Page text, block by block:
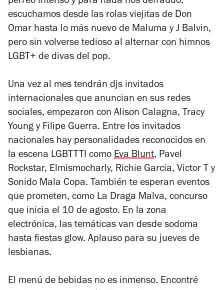
escuchamos desde las rolas viejitas de Don
Omar hasta lo más nuevo de Maluma y J Balvin,
pero sin volverse tedioso al alternar con himnos
LGBT+ de divas del pop.
Una vez al mes tendrán djs invitados
internacionales que anuncian en sus redes
sociales, empezaron con Alison Calagna, Tracy
Young y Filipe Guerra. Entre los invitados
nacionales hay personalidades reconocidos en
la escena LGBTTTI como Eva Blunt, Pavel
Rockstar, Elmismocharly, Richie García, Victor T y
Sonido Mala Copa. También te esperan eventos
que prometen, como La Draga Malva, concurso
que inicia el 10 de agosto. En la zona
electrónica, las temáticas van desde sodoma
hasta fiestas glow. Aplauso para su jueves de
lesbianas.
El menú de bebidas no es inmenso. Encontré